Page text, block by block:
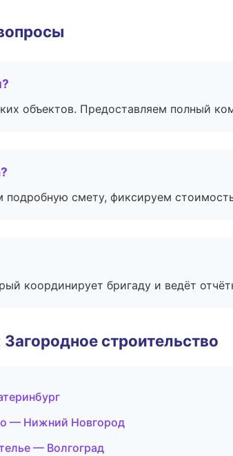
объектов. Предоставляем полный
подробную смету, фиксируем
координирует бригаду и ведёт
строительство
— Нижний Новгород
— Волгоград